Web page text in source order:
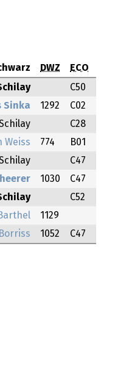
DWZ
ECO
C50
Sinka 1292
C02
C28
Weiss 774
B01
C47
1030
C47
C52
1129
1052 C47